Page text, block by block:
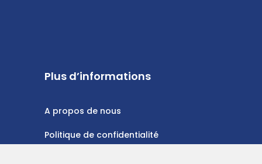
Plus d’informations
A propos de nous
Politique de confidentialité